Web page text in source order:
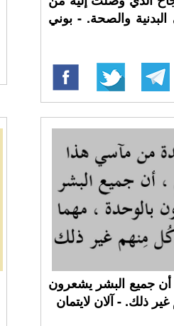
والصحة. - بوني
جميع البشر يشعرون
ذلك. - آلان لايتمان